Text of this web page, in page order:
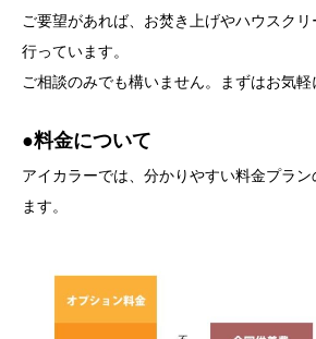
ご要望があれば、お焚き上げやハウスク
行っています。
ご相談のみでも構いません。まずはお気軽
●料金について
アイカラーでは、分かりやすい料金プラ
ます。